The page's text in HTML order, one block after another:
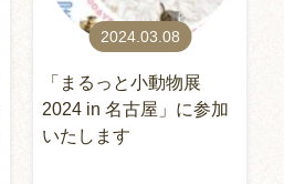
2024.03.08
「まるっと小動物展
2024 in 名古屋」に参加
いたします